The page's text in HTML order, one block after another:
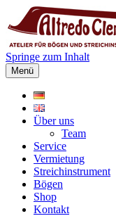
Springe zum Inhalt
Menü
Über uns
Team
Service
Vermietung
Streichinstrument
Bögen
Shop
Kontakt